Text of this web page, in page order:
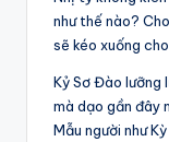
như thế nào?
sẽ kéo xuống
Kỷ Sơ Đào lưỡng
mà dạo gần đây
Mẫu người như